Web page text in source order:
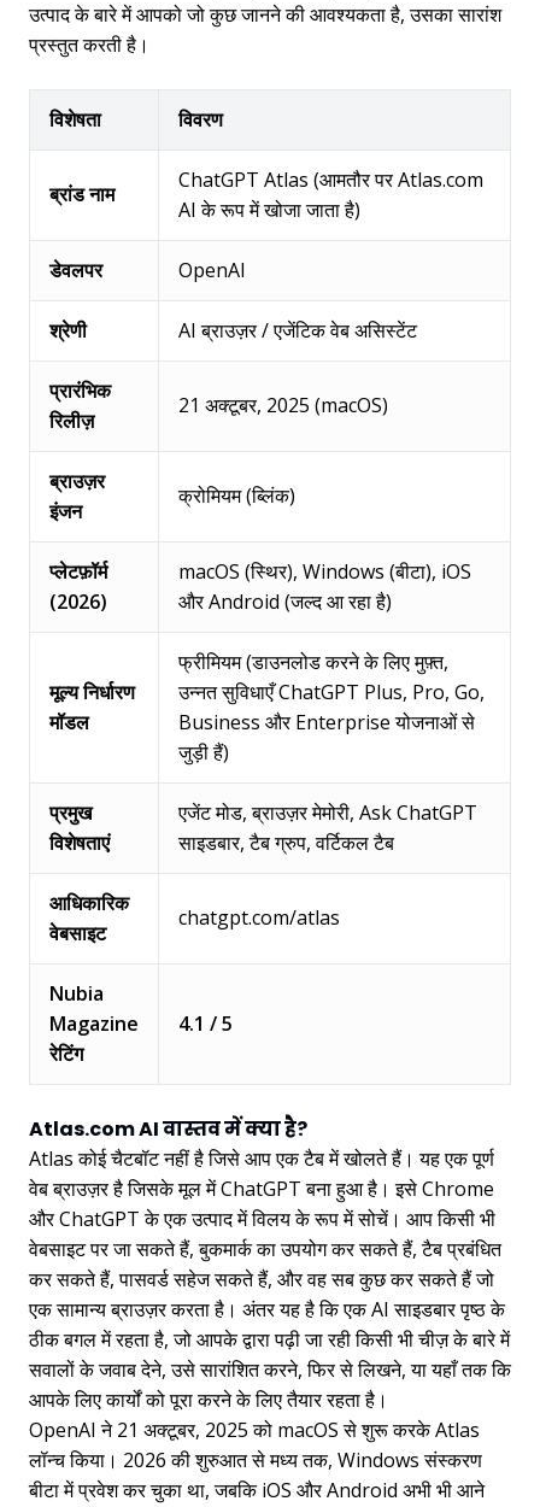
उत्पाद के बारे में आपको जो कुछ जानने की आवश्यकता है, उसका सारांश
प्रस्तुत करती है।
विशेषता विवरण
ब्रांड नाम
ChatGPT Atlas (आमतौर पर Atlas.com
AI के रूप में खोजा जाता है)
डेवलपर OpenAI
श्रेणी AI ब्राउज़र / एजेंटिक वेब असिस्टेंट
प्रारंभिक
रिलीज़
21 अक्टूबर, 2025 (macOS)
ब्राउज़र
इंजन
क्रोमियम (ब्लिंक)
प्लेटफ़ॉर्म
(2026)
macOS (स्थिर), Windows (बीटा), iOS
और Android (जल्द आ रहा है)
मूल्य निर्धारण
मॉडल
फ्रीमियम (डाउनलोड करने के लिए मुफ़्त,
उन्नत सुविधाएँ ChatGPT Plus, Pro, Go,
Business और Enterprise योजनाओं से
जुड़ी हैं)
प्रमुख
विशेषताएं
एजेंट मोड, ब्राउज़र मेमोरी, Ask ChatGPT
साइडबार, टैब ग्रुप, वर्टिकल टैब
आधिकारिक
वेबसाइट
chatgpt.com/atlas
Nubia
Magazine
रेटिंग
4.1 / 5
Atlas.com AI वास्तव में क्या है?
Atlas कोई चैटबॉट नहीं है जिसे आप एक टैब में खोलते हैं। यह एक पूर्ण
वेब ब्राउज़र है जिसके मूल में ChatGPT बना हुआ है। इसे Chrome
और ChatGPT के एक उत्पाद में विलय के रूप में सोचें। आप किसी भी
वेबसाइट पर जा सकते हैं, बुकमार्क का उपयोग कर सकते हैं, टैब प्रबंधित
कर सकते हैं, पासवर्ड सहेज सकते हैं, और वह सब कुछ कर सकते हैं जो
एक सामान्य ब्राउज़र करता है। अंतर यह है कि एक AI साइडबार पृष्ठ के
ठीक बगल में रहता है, जो आपके द्वारा पढ़ी जा रही किसी भी चीज़ के बारे में
सवालों के जवाब देने, उसे सारांशित करने, फिर से लिखने, या यहाँ तक कि
आपके लिए कार्यों को पूरा करने के लिए तैयार रहता है।
OpenAI ने 21 अक्टूबर, 2025 को macOS से शुरू करके Atlas
लॉन्च किया। 2026 की शुरुआत से मध्य तक, Windows संस्करण
बीटा में प्रवेश कर चुका था, जबकि iOS और Android अभी भी आने